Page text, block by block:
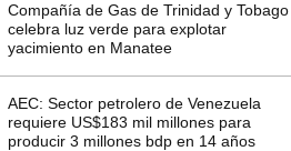
Compañía de Gas de Trinidad y Tobago
celebra luz verde para explotar
yacimiento en Manatee
AEC: Sector petrolero de Venezuela
requiere US$183 mil millones para
producir 3 millones bdp en 14 años